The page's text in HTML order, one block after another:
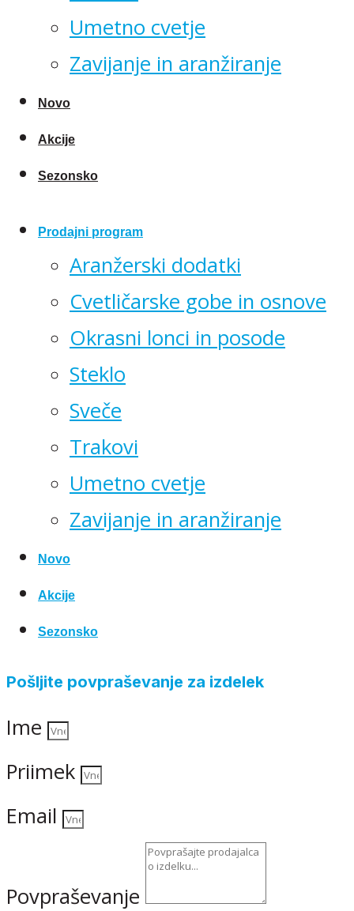
Umetno cvetje
Zavijanje in aranžiranje
Novo
Akcije
Sezonsko
Prodajni program
Aranžerski dodatki
Cvetličarske gobe in osnove
Okrasni lonci in posode
Steklo
Sveče
Trakovi
Umetno cvetje
Zavijanje in aranžiranje
Novo
Akcije
Sezonsko
Pošljite povpraševanje za izdelek
Ime
Priimek
Email
Povpraševanje